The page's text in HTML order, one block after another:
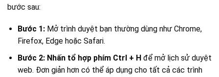
bước sau:
Bước 1:Mở trình duyệt bạn thường dùng như Chrome,
Firefox, Edge hoặc Safari.
Bước 2: Nhấn tổ hợp phím Ctrl + Hđể mở lịch sử duyệt
web. Đơn giản hơn có thể áp dụng cho tất cả các trình